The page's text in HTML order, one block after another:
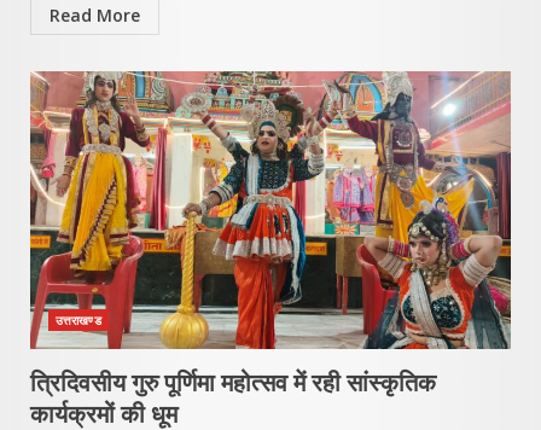
Read More
उत्तराखण्ड
त्रिदिवसीय गुरु पूर्णिमा महोत्सव में रही सांस्कृतिक
कार्यक्रमों की धूम